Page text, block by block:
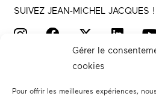
Gérer le
cookies
Pour offrir les meilleures expériences,
SUIVEZ JEAN-MICHEL JACQUES !